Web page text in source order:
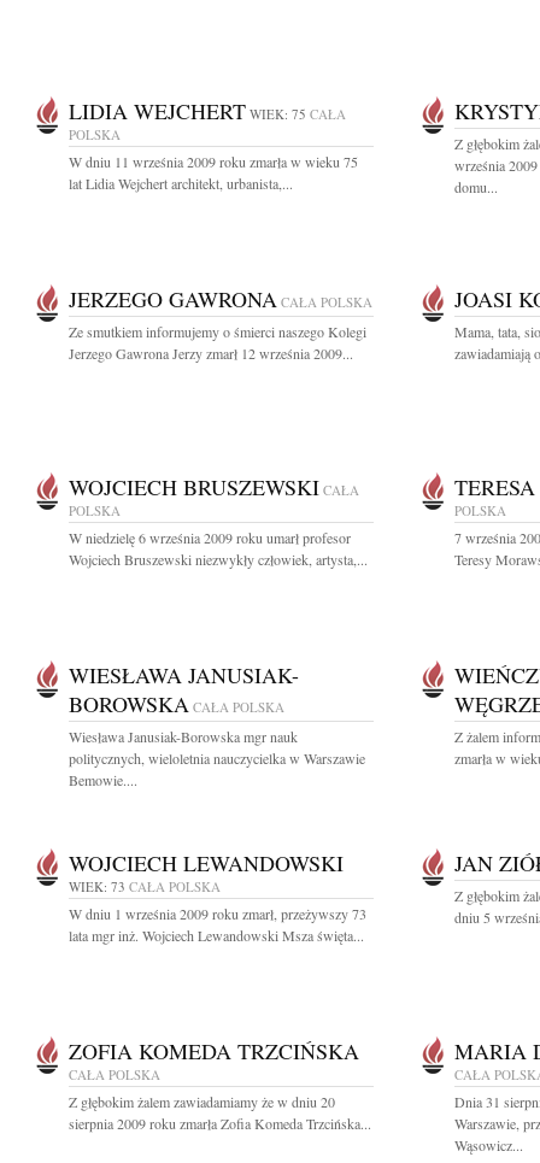
LIDIA WEJCHERT WIEK: 75 CAŁA
POLSKA
W dniu 11 września 2009 roku zmarła w wieku 75
lat Lidia Wejchert architekt, urbanista,...
Z głębokim
września
domu...
JERZEGO GAWRONA CAŁA POLSKA
Ze smutkiem informujemy o śmierci naszego Kolegi
Jerzego Gawrona Jerzy zmarł 12 września 2009...
JOASI
Mama, tata,
zawiadamiają
WOJCIECH BRUSZEWSKI CAŁA
POLSKA
W niedzielę 6 września 2009 roku umarł profesor
Wojciech Bruszewski niezwykły człowiek, artysta,...
POLSKA
7 września
Teresy
WIESŁAWA JANUSIAK-
BOROWSKA CAŁA POLSKA
Wiesława Janusiak-Borowska mgr nauk
politycznych, wieloletnia nauczycielka w Warszawie
Bemowie....
Z żalem
zmarła w
WOJCIECH LEWANDOWSKI
WIEK: 73 CAŁA POLSKA
W dniu 1 września 2009 roku zmarł, przeżywszy 73
lata mgr inż. Wojciech Lewandowski Msza święta...
JAN
Z głębokim
dniu 5
ZOFIA KOMEDA TRZCIŃSKA
CAŁA POLSKA
Z głębokim żalem zawiadamiamy że w dniu 20
sierpnia 2009 roku zmarła Zofia Komeda Trzcińska...
MARIA
CAŁA
Dnia 31
Warszawie,
Wąsowicz...